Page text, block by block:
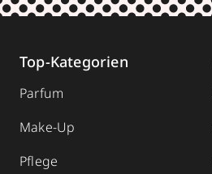
Top-Kategorien
Parfum
Make-Up
Pflege